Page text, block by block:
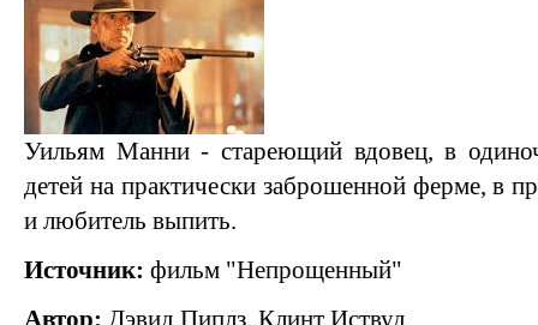
Уильям Манни - стареющий вдовец, в
детей на практически заброшенной ферме, в
и любитель выпить.
Источник: фильм "Непрощенный"
Автор: Дэвид Пиплз, Клинт Иствуд